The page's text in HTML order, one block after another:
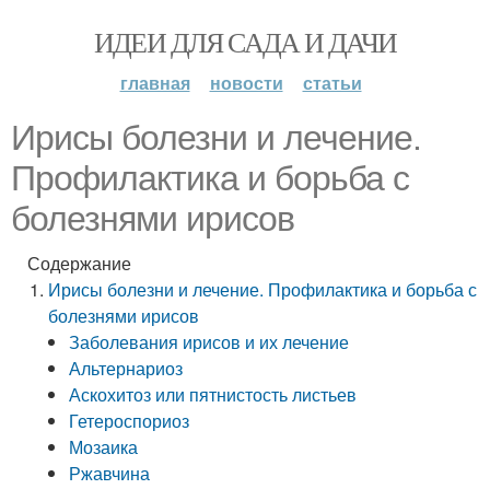
ИДЕИ ДЛЯ САДА И ДАЧИ
главная новости статьи
Ирисы болезни и лечение.
Профилактика и борьба с
болезнями ирисов
Содержание
Ирисы болезни и лечение. Профилактика и борьба с
болезнями ирисов
Заболевания ирисов и их лечение
Альтернариоз
Аскохитоз или пятнистость листьев
Гетероспориоз
Мозаика
Ржавчина